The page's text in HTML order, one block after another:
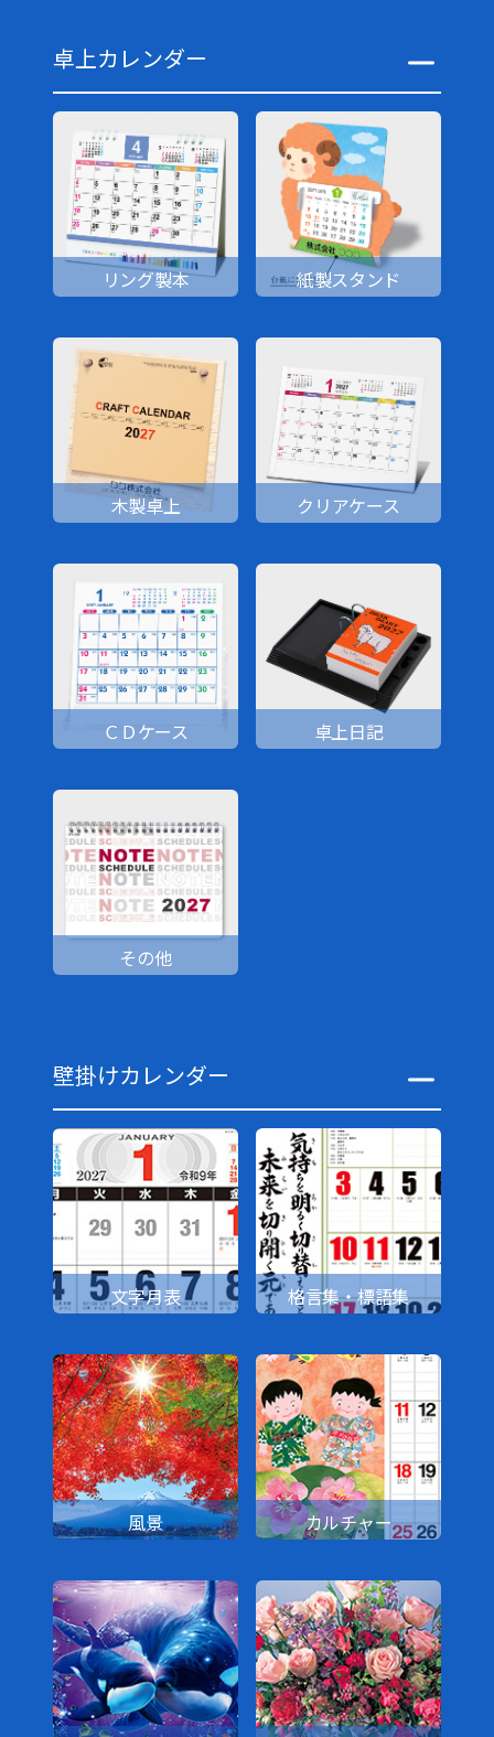
卓上カレンダー
リング製本 紙製スタンド
木製卓上 クリアケース
ＣＤケース 卓上日記
その他
壁掛けカレンダー
文字月表 格言集・標語集
風景 カルチャー